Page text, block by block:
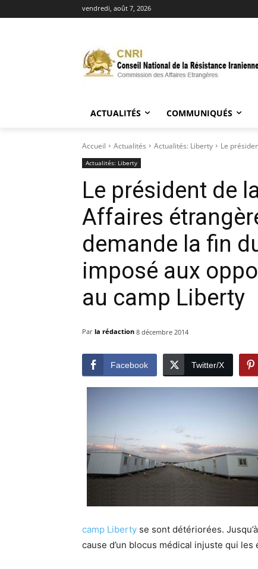
vendredi, août 7, 2026
ACTUALITÉS COMMUNIQUÉS
Accueil Actualités Actualités: Liberty Le
Actualités: Liberty
Le président de
Affaires
demande la fin
imposé aux
au camp Liberty
Par la rédaction 8 décembre 2014
Facebook Twitter/X
camp Liberty se sont détériorées.
cause d’un blocus médical injuste qui